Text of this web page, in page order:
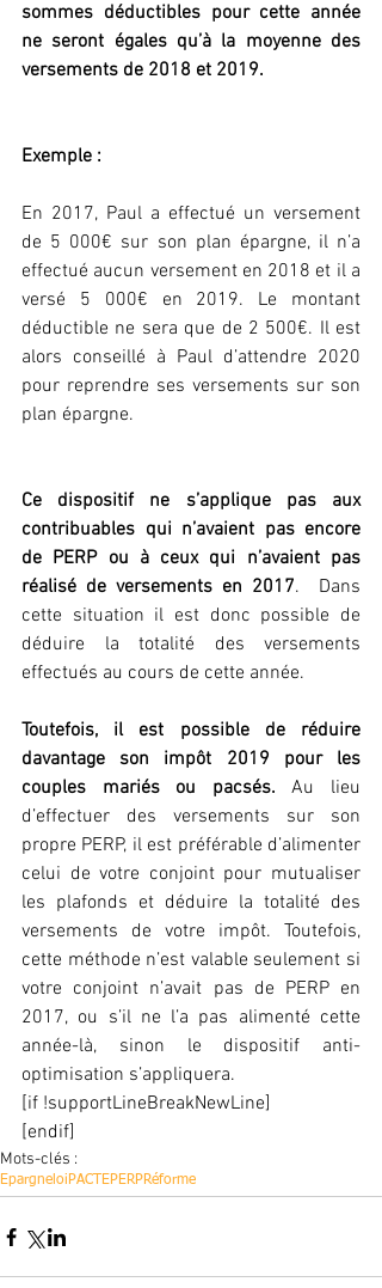
sommes déductibles pour cette année
ne seront égales qu’à la moyenne des
versements de 2018 et 2019.
Exemple :
En 2017, Paul a effectué un versement
de 5 000€ sur son plan épargne, il n’a
effectué aucun versement en 2018 et il a
versé 5 000€ en 2019. Le montant
déductible ne sera que de 2 500€. Il est
alors conseillé à Paul d’attendre 2020
pour reprendre ses versements sur son
plan épargne.
Ce dispositif ne s’applique pas aux
contribuables qui n’avaient pas encore
de PERP ou à ceux qui n’avaient pas
réalisé de versements en 2017.  Dans
cette situation il est donc possible de
déduire la totalité des versements
effectués au cours de cette année.
Toutefois, il est possible de réduire
davantage son impôt 2019 pour les
couples mariés ou pacsés. Au lieu
d’effectuer des versements sur son
propre PERP, il est préférable d’alimenter
celui de votre conjoint pour mutualiser
les plafonds et déduire la totalité des
versements de votre impôt. Toutefois,
cette méthode n’est valable seulement si
votre conjoint n’avait pas de PERP en
2017, ou s’il ne l’a pas alimenté cette
année-là, sinon le dispositif anti-
optimisation s’appliquera.
[if !supportLineBreakNewLine]
[endif]
Mots-clés :
Epargne loiPACTEPERPRéforme